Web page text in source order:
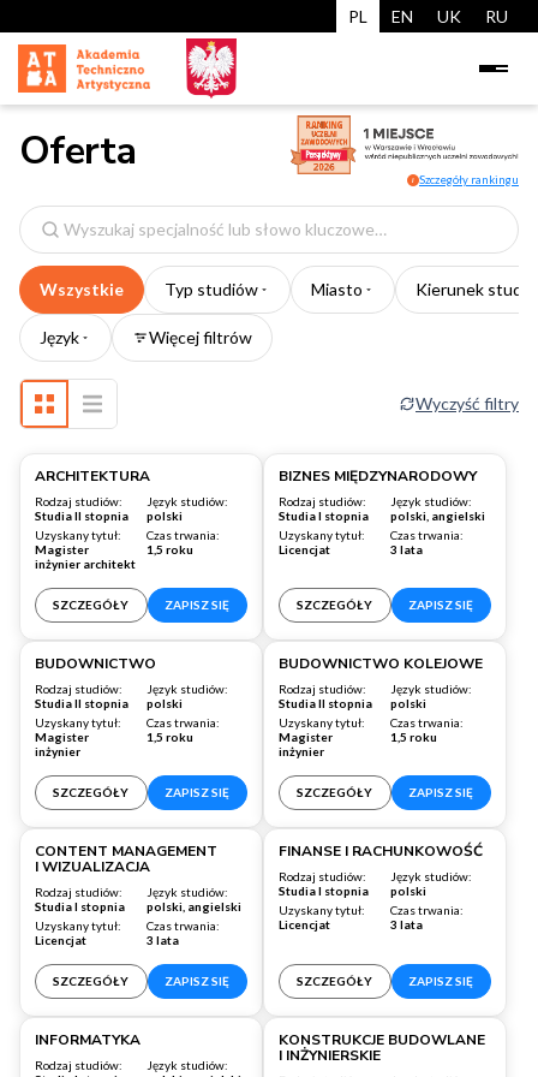
PL EN UK RU
Oferta
i Szczegóły rankingu
Wyszukaj
specjalność
Wszystkie Typ studiów Miasto Kierunek
Język Więcej filtrów
Wyczyść filtry
ARCHITEKTURA
Rodzaj studiów:
Studia II stopnia
Język studiów:
polski
Uzyskany tytuł:
Magister
inżynier architekt
Czas trwania:
1,5 roku
SZCZEGÓŁY ZAPISZ SIĘ
Warszawa
BIZNES MIĘDZYNARODOWY
Rodzaj studiów:
Studia I stopnia
Język studiów:
polski, angielski
Uzyskany tytuł:
Licencjat
Czas trwania:
3 lata
SZCZEGÓŁY ZAPISZ SIĘ
BUDOWNICTWO
Rodzaj studiów:
Studia II stopnia
Język studiów:
polski
Uzyskany tytuł:
Magister
inżynier
Czas trwania:
1,5 roku
SZCZEGÓŁY ZAPISZ SIĘ
Warszawa
BUDOWNICTWO KOLEJOWE
Rodzaj studiów:
Studia II stopnia
Język studiów:
polski
Uzyskany tytuł:
Magister
inżynier
Czas trwania:
1,5 roku
SZCZEGÓŁY ZAPISZ SIĘ
Warszawa
CONTENT MANAGEMENT
I WIZUALIZACJA
Rodzaj studiów:
Studia I stopnia
Język studiów:
polski, angielski
Uzyskany tytuł:
Licencjat
Czas trwania:
3 lata
SZCZEGÓŁY ZAPISZ SIĘ
Wrocław
FINANSE I RACHUNKOWOŚĆ
Rodzaj studiów:
Studia I stopnia
Język studiów:
polski
Uzyskany tytuł:
Licencjat
Czas trwania:
3 lata
SZCZEGÓŁY ZAPISZ SIĘ
INFORMATYKA
Rodzaj studiów:
Język studiów:
Warszawa
KONSTRUKCJE BUDOWLANE
I INŻYNIERSKIE